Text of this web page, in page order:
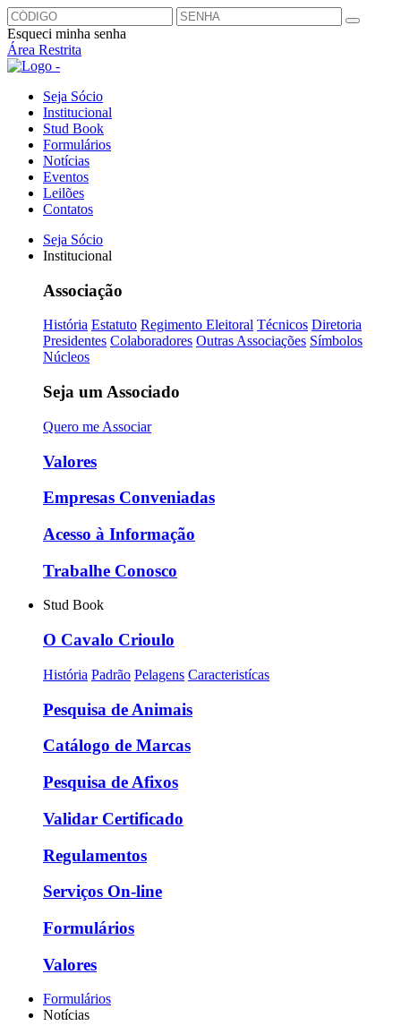
Esqueci minha senha
Área Restrita
Seja Sócio
Institucional
Stud Book
Formulários
Notícias
Eventos
Leilões
Contatos
Seja Sócio
Institucional
Associação
História Estatuto Regimento Eleitoral Técnicos Diretoria
Presidentes Colaboradores Outras Associações Símbolos
Núcleos
Seja um Associado
Quero me Associar
Valores
Empresas Conveniadas
Acesso à Informação
Trabalhe Conosco
Stud Book
O Cavalo Crioulo
História Padrão Pelagens Caracteristícas
Pesquisa de Animais
Catálogo de Marcas
Pesquisa de Afixos
Validar Certificado
Regulamentos
Serviços On-line
Formulários
Valores
Formulários
Notícias